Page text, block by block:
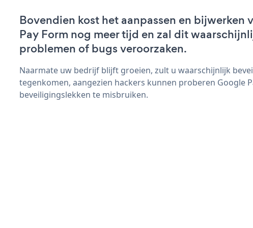
Bovendien kost het aanpassen en bijwerken
Pay Form nog meer tijd en zal dit
problemen of bugs veroorzaken.
Naarmate uw bedrijf blijft groeien, zult u waarschijnlijk
tegenkomen, aangezien hackers kunnen proberen Google
beveiligingslekken te misbruiken.